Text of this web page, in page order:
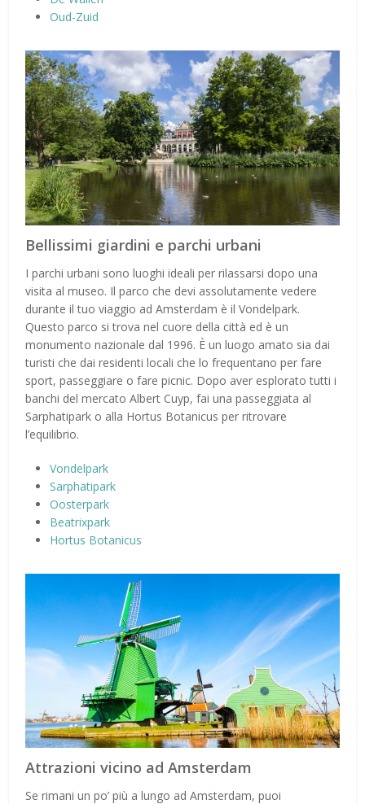
Oud-Zuid
Bellissimi giardini e parchi urbani
I parchi urbani sono luoghi ideali per rilassarsi dopo una
visita al museo. Il parco che devi assolutamente vedere
durante il tuo viaggio ad Amsterdam è il Vondelpark.
Questo parco si trova nel cuore della città ed è un
monumento nazionale dal 1996. È un luogo amato sia dai
turisti che dai residenti locali che lo frequentano per fare
sport, passeggiare o fare picnic. Dopo aver esplorato tutti i
banchi del mercato Albert Cuyp, fai una passeggiata al
Sarphatipark o alla Hortus Botanicus per ritrovare
l’equilibrio.
Vondelpark
Sarphatipark
Oosterpark
Beatrixpark
Hortus Botanicus
Attrazioni vicino ad Amsterdam
Se rimani un po’ più a lungo ad Amsterdam, puoi